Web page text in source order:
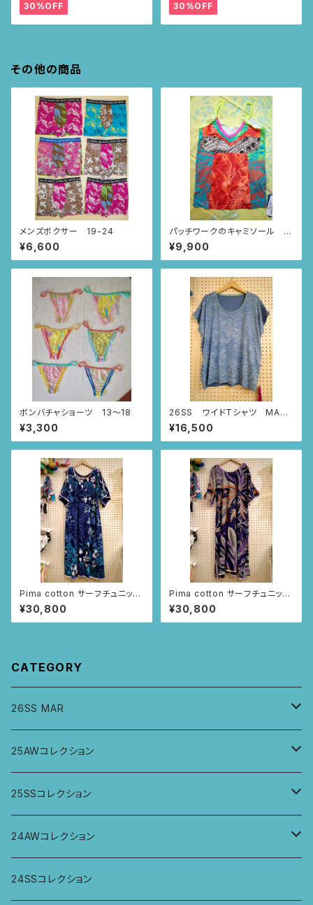
30%OFF 30%OFF
その他の商品
メンズボクサー 19-24
¥6,600
パッチワークのキャミソール 2
0
¥9,900
ボンバチャショーツ 13〜18
¥3,300
26SS ワイドTシャツ MAR
BUDDHA (スモーキーブルー/
Sサイズ)
¥16,500
Pima cotton サーフチュニック
(ネイビー・いちじく柄)
¥30,800
Pima cotton サーフチュニック
(ネイビー・アイリス柄)
¥30,800
CATEGORY
26SS MAR
トップス
ジャケット、羽織
パンツ
ワンピース
25AWコレクション
トップス
パンツ
スカート
25SSコレクション
トップス
パンツ
24AWコレクション
ワイドパンツ
24SSコレクション